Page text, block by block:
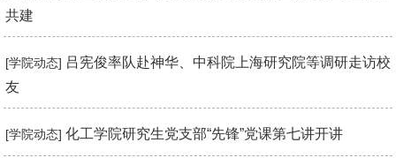
共建
[学院动态] 吕宪俊率队赴神华、中科院上海研究院等调研走访校
友
[学院动态]化工学院研究生党支部“先锋”党课第七讲开讲